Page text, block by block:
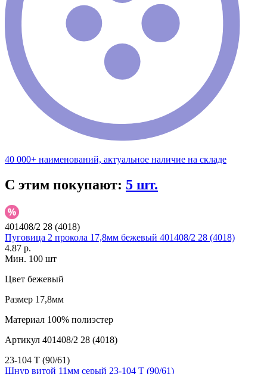
40 000+ наименований, актуальное наличие на складе
С этим покупают: 5 шт.
401408/2 28 (4018)
Пуговица 2 прокола 17,8мм бежевый 401408/2 28 (4018)
4.87 р.
Мин. 100 шт
Цвет бежевый
Размер 17,8мм
Материал 100% полиэстер
Артикул 401408/2 28 (4018)
23-104 T (90/61)
Шнур витой 11мм серый 23-104 T (90/61)